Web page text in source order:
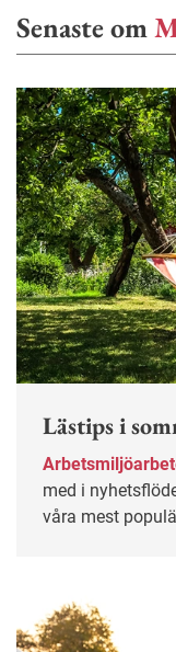
Senaste om
Lästips i
med i
våra mest